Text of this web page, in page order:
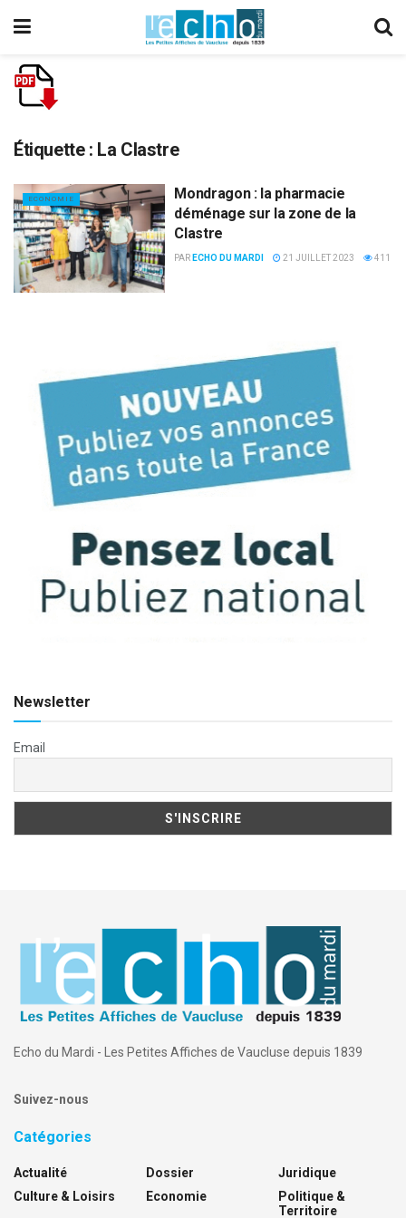
Étiquette : La Clastre
ECONOMIE
Mondragon : la pharmacie
déménage sur la zone de la
Clastre
PAR ECHO DU MARDI 21 JUILLET 2023 411
Newsletter
Email
Echo du Mardi - Les Petites Affiches de Vaucluse depuis 1839
Suivez-nous
Catégories
Actualité
Culture & Loisirs
Dossier
Economie
Juridique
Politique &
Territoire